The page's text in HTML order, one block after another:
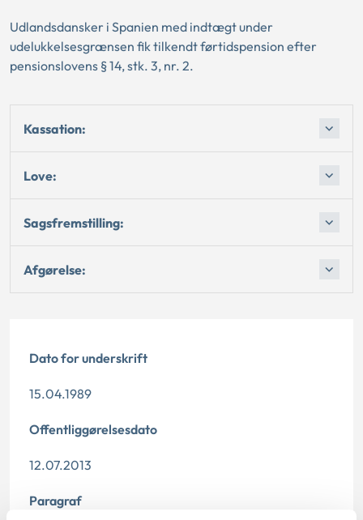
Udlandsdansker i Spanien med indtægt under
udelukkelsesgrænsen fik tilkendt førtidspension efter
pensionslovens § 14, stk. 3, nr. 2.
Kassation:
Love:
Sagsfremstilling:
Afgørelse:
Dato for underskrift
15.04.1989
Offentliggørelsesdato
12.07.2013
Paragraf